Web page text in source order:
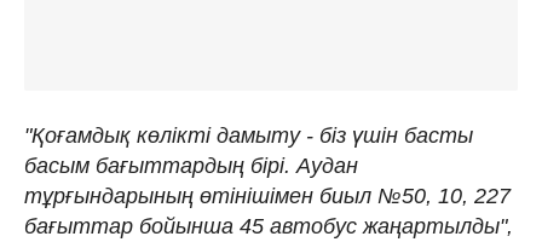
"Қоғамдық көлікті дамыту - біз үшін басты
басым бағыттардың бірі. Аудан
тұрғындарының өтінішімен биыл №50, 10, 227
бағыттар бойынша 45 автобус жаңартылды",